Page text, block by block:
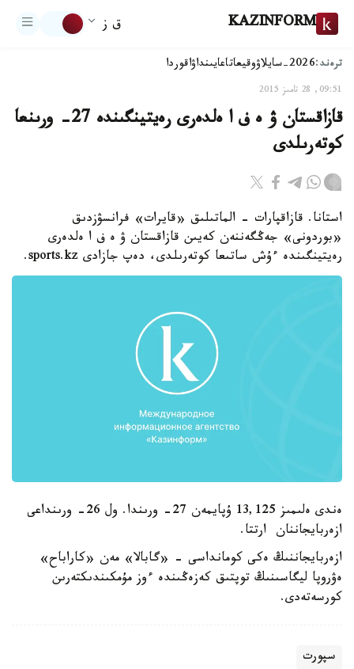
KAZINFORM ق ز
ترەند:2026-سايلاۋ وقيعاتاعايىنداۋاقوردا
09:51, 28 تامىز 2015
قازاقستان ۋ ە ف ا ەلدەرى رەيتينگىندە 27- ورىنعا
كوتەرىلدى
استانا. قازاقپارات - الماتىلىق «قايرات» فرانسۋزدىق
«بوردونى» جەڭگەننەن كەيىن قازاقستان ۋ ە ف ا ەلدەرى
رەيتينگىندە ءۇش ساتىعا كوتەرىلدى، دەپ جازادى sports.kz.
ەندى ەلىمىز 13,125 ۇپايمەن 27- ورىندا. ول 26- ورىنداعى
ازەربايجاننان ارتتا.
ازەربايجاننىڭ ەكى كومانداسى - «گابالا» مەن «كاراباح»
ەۋروپا ليگاسىنىڭ توپتىق كەزەڭىندە ءوز مۇمكىندىكتەرىن
كورسەتەدى.
سپورت